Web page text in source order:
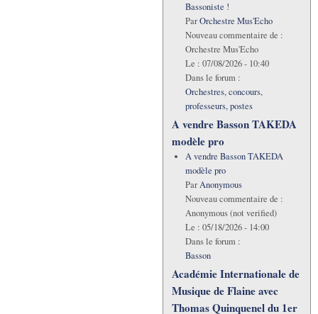
Bassoniste !
ParOrchestre Mus'Echo
Nouveau commentaire de :
Orchestre Mus'Echo
Le : 07/08/2026 - 10:40
Dans le forum :
Orchestres, concours,
professeurs, postes
A vendre Basson TAKEDA
modèle pro
A vendre Basson TAKEDA
modèle pro
ParAnonymous
Nouveau commentaire de :
Anonymous (not verified)
Le : 05/18/2026 - 14:00
Dans le forum :
Basson
Académie Internationale de
Musique de Flaine avec
Thomas Quinquenel du 1er